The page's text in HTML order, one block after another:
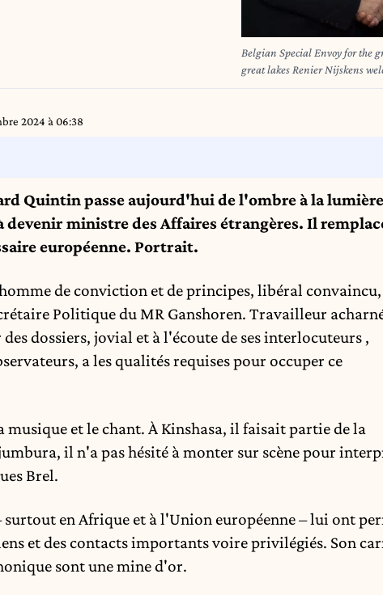
Belgian Special Envoy for the
great lakes Renier Nijskens
Congo President for an official
Melsbroek military airport.
2024 à 06:38
Quintin passe aujourd'hui de l'ombre à la
devenir ministre des Affaires étrangères. Il
européenne. Portrait.
de conviction et de principes, libéral
Politique du MR Ganshoren. Travailleur
dossiers, jovial et à l'écoute de ses interlocuteurs ,
a les qualités requises pour occuper ce
et le chant. À Kinshasa, il faisait partie de la
il n'a pas hésité à monter sur scène pour
Brel.
surtout en Afrique et à l'Union européenne – lui ont
et des contacts importants voire privilégiés. Son
sont une mine d'or.